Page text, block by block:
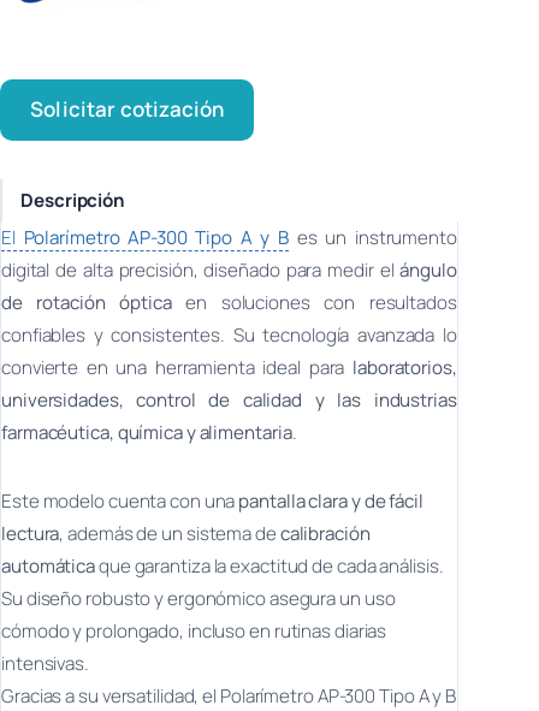
Solicitar cotización
Descripción
El Polarímetro AP-300 Tipo A y B es un instrumento
digital de alta precisión, diseñado para medir elángulo
de rotación ópticaen soluciones con resultados
confiables y consistentes. Su tecnología avanzada lo
convierte en una herramienta ideal para laboratorios,
universidades, control de calidad y las industrias
farmacéutica, química y alimentaria.
Este modelo cuenta con unapantalla clara y de fácil
lectura, además de un sistema decalibración
automáticaque garantiza la exactitud de cada análisis.
Su diseño robusto y ergonómico asegura un uso
cómodo y prolongado, incluso en rutinas diarias
intensivas.
Gracias a su versatilidad, el Polarímetro AP-300 Tipo A y B